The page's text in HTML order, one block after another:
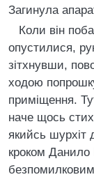
Загинула
Коли вiн
опустилися,
зiтхнувши,
ходою
примiщення.
наче щось
якийсь шурхiт
кроком